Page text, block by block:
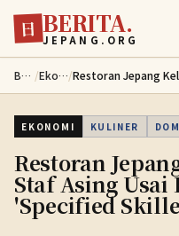
Lewati ke konten utama
日 BERITA.
JEPANG.ORG
Berita / Ekonomi/
EKONOMI KULINER
Restoran
Staf Asing Usai
'Specified